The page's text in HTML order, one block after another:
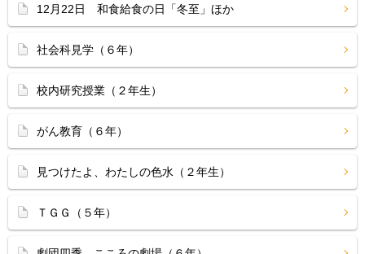
12月22日 和食給食の日「冬至」ほか
社会科見学（６年）
校内研究授業（２年生）
がん教育（６年）
見つけたよ、わたしの色水（２年生）
ＴＧＧ（５年）